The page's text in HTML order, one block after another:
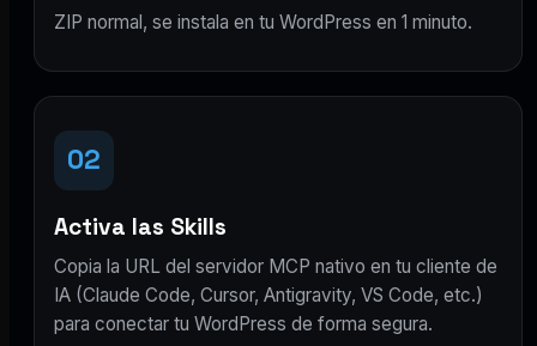
ZIP normal, se instala en tu WordPress en 1 minuto.
02
Activa las Skills
Copia la URL del servidor MCP nativo en tu cliente de
IA (Claude Code, Cursor, Antigravity, VS Code, etc.)
para conectar tu WordPress de forma segura.